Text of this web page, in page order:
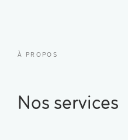
À PROPOS
Nos services